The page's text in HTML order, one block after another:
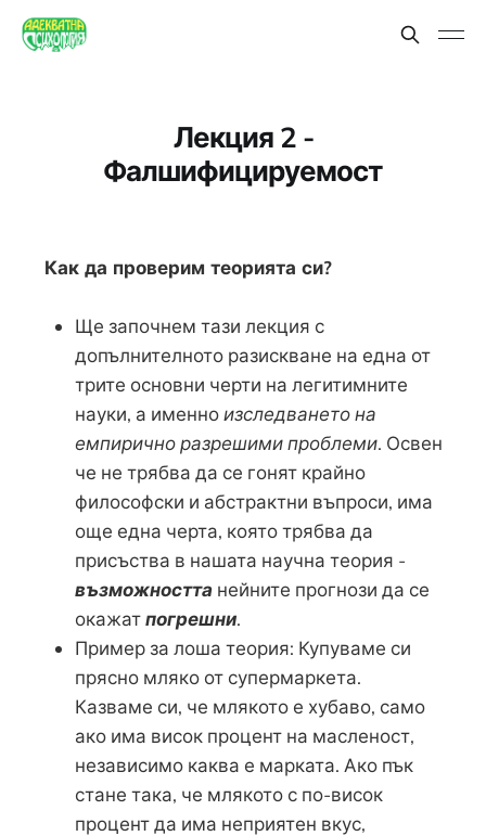
Лекция 2 -
Фалшифицируемост
Как да проверим теорията си?
Ще започнем тази лекция с
допълнителното разискване на една от
трите основни черти на легитимните
науки, а именноизследването на
емпирично разрешими проблеми. Освен
че не трябва да се гонят крайно
философски и абстрактни въпроси, има
още една черта, която трябва да
присъства в нашата научна теория -
възможносттанейните прогнози да се
окажатпогрешни.
Пример за лоша теория: Купуваме си
прясно мляко от супермаркета.
Казваме си, че млякото е хубаво, само
ако има висок процент на масленост,
независимо каква е марката. Ако пък
стане така, че млякото с по-висок
процент да има неприятен вкус,